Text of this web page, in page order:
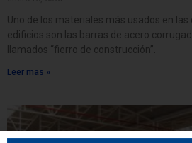
Uno de los materiales más usados en
edificios son las barras de acero
llamados “fierro de construcción”.
Leer mas »